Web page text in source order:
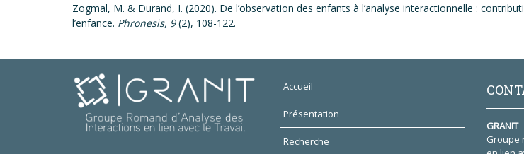
Zogmal, M. & Durand, I. (2020). De l’observation des enfants à l’analyse interactionnelle :
l’enfance. Phronesis, 9(2), 108-122.
Accueil
Présentation
Recherche
GRANIT
Groupe